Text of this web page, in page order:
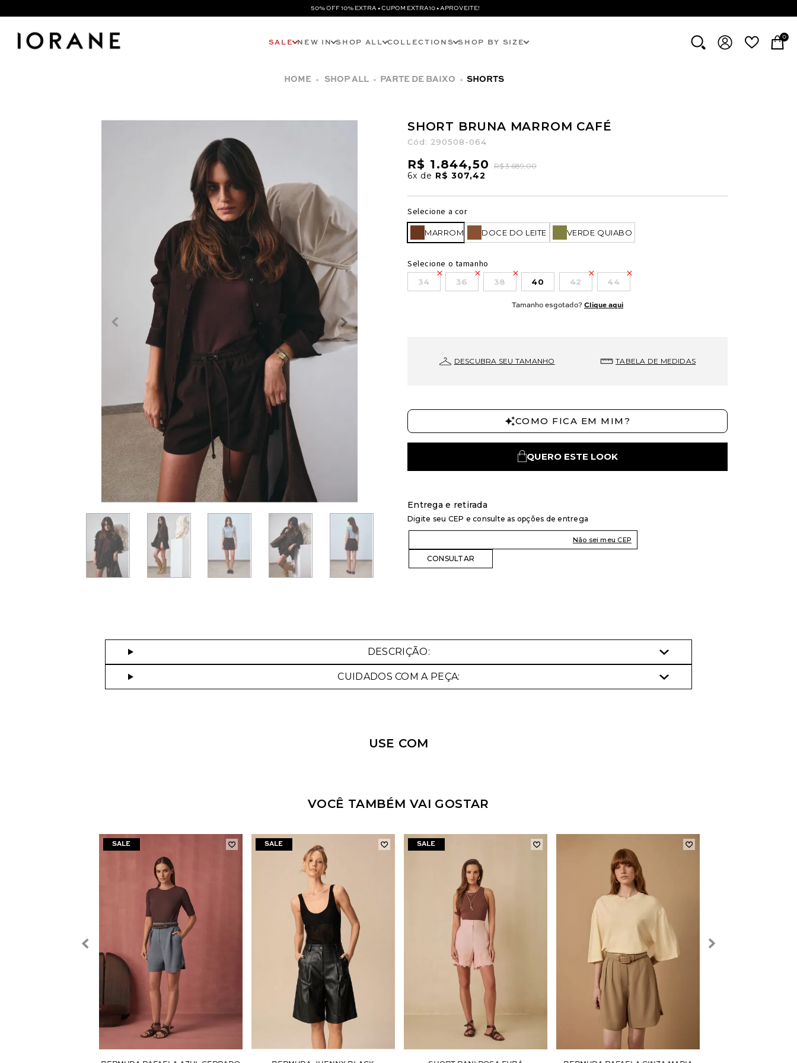
50% OFF 10% EXTRA • CUPOM EXTRA10 • APROVEITE!
SALE NEW IN SHOP ALL COLLECTIONS SHOP BY SIZE
0
SHOP ALL PARTE DE BAIXO SHORTS
SHORT BRUNA MARROM CAFÉ
Cód: 290508-064
R$ 1.844,50 R$ 3.689,00
6x de R$ 307,42
Selecione o tamanho que você deseja:
Aceito os
Selecione a cor
MARROM DOCE DO LEITE VERDE QUIABO
Selecione o tamanho
34 36 38 40 42 44
Tamanho esgotado? Clique aqui
DESCUBRA SEU TAMANHO TABELA DE MEDIDAS
COMO FICA EM MIM?
QUERO ESTE LOOK
Entrega e retirada
Digite seu CEP e consulte as opções de entrega
Não sei meu CEP
DESCRIÇÃO:
CUIDADOS COM A PEÇA:
USE COM
VOCÊ TAMBÉM VAI GOSTAR